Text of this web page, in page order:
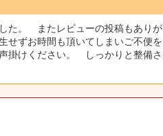
た。 またレビューの投稿もありが
ずお時間も頂いてしまいご不便を
掛けください。 しっかりと整備さ